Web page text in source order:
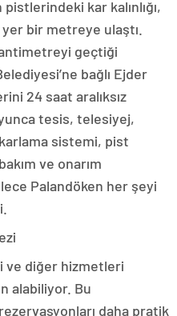
pistlerindeki kar kalınlığı,
bir metreye ulaştı.
geçtiği
bağlı Ejder
24 saat aralıksız
tesis, telesiyej,
sistemi, pist
ve onarım
Palandöken her şeyi
ve diğer hizmetleri
alabiliyor. Bu
daha pratik